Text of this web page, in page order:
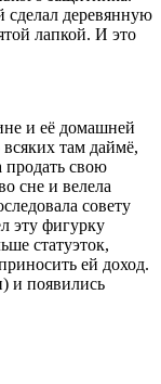
сделал деревянную
лапкой. И это
и её домашней
там даймё,
свою
сне и велела
совету
эту фигурку
статуэток,
ей доход.
и появились